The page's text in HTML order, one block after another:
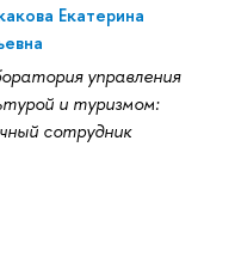
Екатерина
управления
и туризмом:
сотрудник